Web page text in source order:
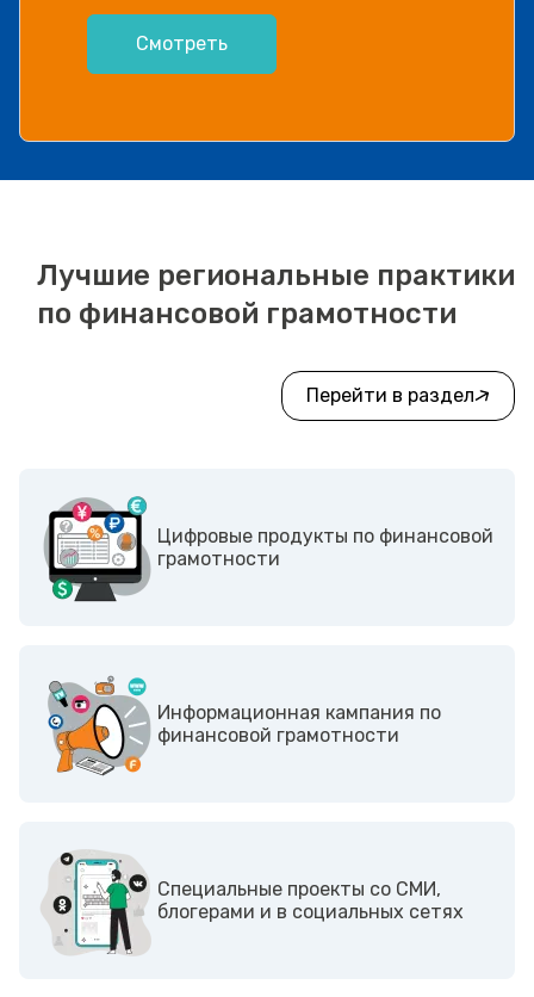
Смотреть
Лучшие региональные практики
по финансовой грамотности
Перейти в раздел
Цифровые продукты по финансовой
грамотности
Информационная кампания по
финансовой грамотности
Cпециальные проекты со СМИ,
блогерами и в социальных сетях